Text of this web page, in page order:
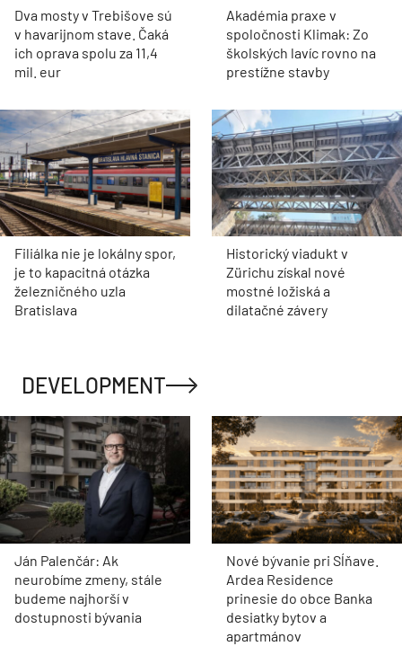
Dva mosty v Trebišove sú
v havarijnom stave. Čaká
ich oprava spolu za 11,4
mil. eur
Akadémia praxe v
spoločnosti Klimak: Zo
školských lavíc rovno na
prestížne stavby
Filiálka nie je lokálny spor,
je to kapacitná otázka
železničného uzla
Bratislava
Historický viadukt v
Zürichu získal nové
mostné ložiská a
dilatačné závery
DEVELOPMENT
Ján Palenčár: Ak
neurobíme zmeny, stále
budeme najhorší v
dostupnosti bývania
Nové bývanie pri Sĺňave.
Ardea Residence
prinesie do obce Banka
desiatky bytov a
apartmánov